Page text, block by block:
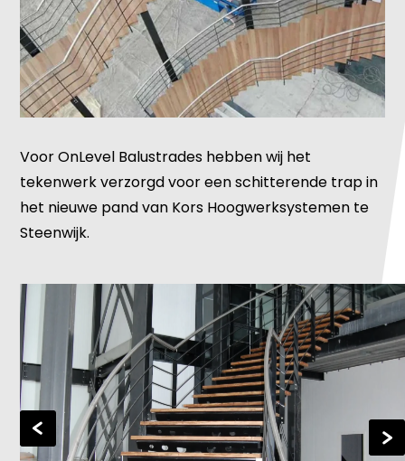
Voor OnLevel Balustrades hebben wij het
tekenwerk verzorgd voor een schitterende trap in
het nieuwe pand van Kors Hoogwerksystemen te
Steenwijk.